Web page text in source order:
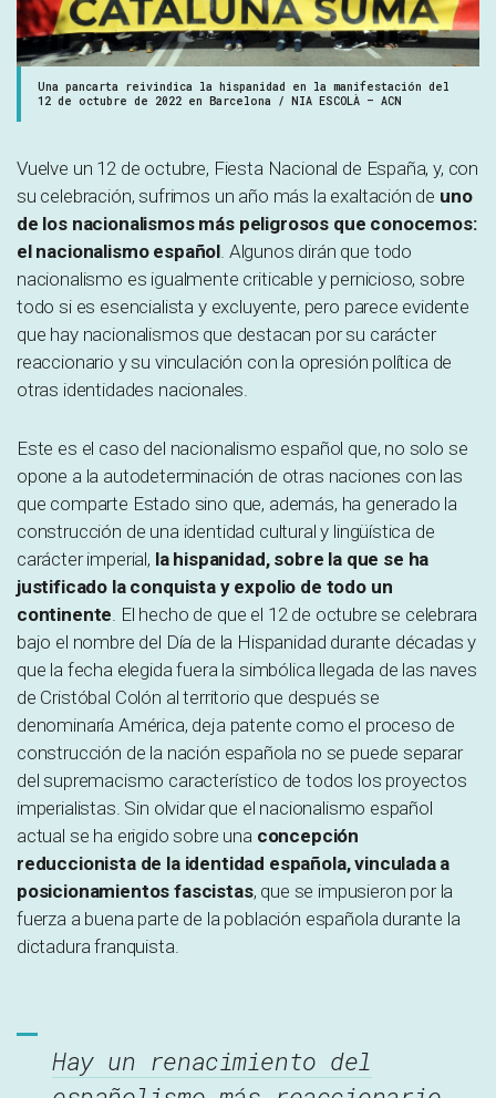
Una pancarta reivindica la hispanidad en la manifestación del
12 de octubre de 2022 en Barcelona / NIA ESCOLÀ – ACN
Vuelve un 12 de octubre, Fiesta Nacional de España, y, con
su celebración, sufrimos un año más la exaltación de uno
de los nacionalismos más peligrosos que conocemos:
el nacionalismo español. Algunos dirán que todo
nacionalismo es igualmente criticable y pernicioso, sobre
todo si es esencialista y excluyente, pero parece evidente
que hay nacionalismos que destacan por su carácter
reaccionario y su vinculación con la opresión política de
otras identidades nacionales.
Este es el caso del nacionalismo español que, no solo se
opone a la autodeterminación de otras naciones con las
que comparte Estado sino que, además, ha generado la
construcción de una identidad cultural y lingüística de
carácter imperial, la hispanidad, sobre la que se ha
justificado la conquista y expolio de todo un
continente. El hecho de que el 12 de octubre se celebrara
bajo el nombre del Día de la Hispanidad durante décadas y
que la fecha elegida fuera la simbólica llegada de las naves
de Cristóbal Colón al territorio que después se
denominaría América, deja patente como el proceso de
construcción de la nación española no se puede separar
del supremacismo característico de todos los proyectos
imperialistas. Sin olvidar que el nacionalismo español
actual se ha erigido sobre una concepción
reduccionista de la identidad española, vinculada a
posicionamientos fascistas, que se impusieron por la
fuerza a buena parte de la población española durante la
dictadura franquista.
Hay un renacimiento del